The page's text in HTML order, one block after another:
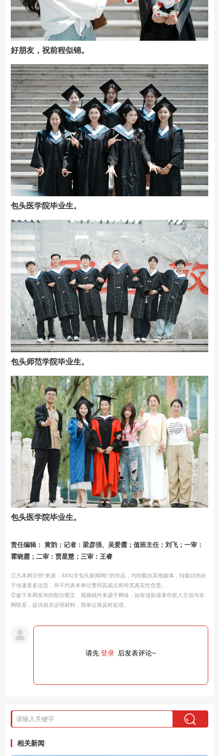
好朋友，祝前程似锦。
包头医学院毕业生。
包头师范学院毕业生。
包头医学院毕业生。
责任编辑： 黄韵；记者：梁彦强、吴爱霞；值班主任：刘飞；一审：
霍晓霞；二审：贾星慧；三审：王睿
①凡本网注明“来源：XXX(非包头新闻网)”的作品，均转载自其他媒体，转载目的在
于传递更多信息，并不代表本单位赞同其观点和对其真实性负责。
②鉴于本网发布的部分图文、视频稿件来源于网络，如有侵权请著作权人主动与本
网联系，提供相关证明材料，我单位将及时处理。
请先登录 后发表评论~
相关新闻